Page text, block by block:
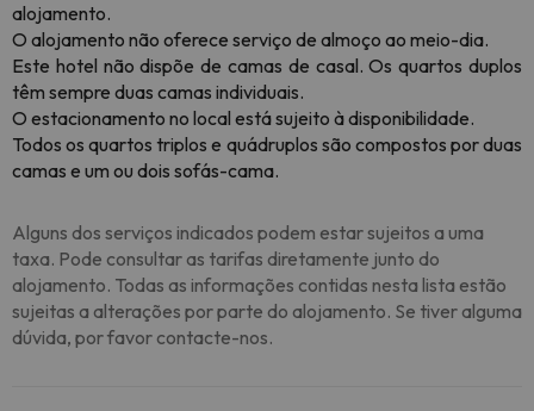
alojamento.
O alojamento não oferece serviço de almoço ao meio-dia.
Este hotel não dispõe de camas de casal. Os quartos duplos
têm sempre duas camas individuais.
O estacionamento no local está sujeito à disponibilidade.
Todos os quartos triplos e quádruplos são compostos por duas
camas e um ou dois sofás-cama.
Alguns dos serviços indicados podem estar sujeitos a uma
taxa. Pode consultar as tarifas diretamente junto do
alojamento. Todas as informações contidas nesta lista estão
sujeitas a alterações por parte do alojamento. Se tiver alguma
dúvida, por favor contacte-nos.